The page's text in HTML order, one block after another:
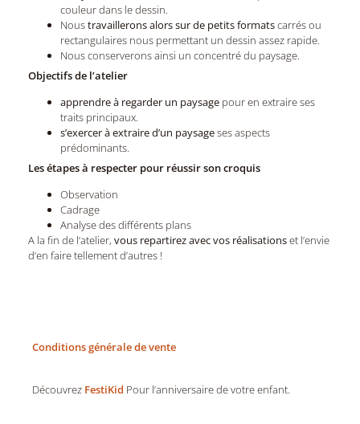
couleur dans le dessin.
Noustravaillerons alors sur de petits formatscarrés ou
rectangulaires nous permettant un dessin assez rapide.
Nous conserverons ainsi un concentré du paysage.
Objectifs de l’atelier
apprendre à regarder un paysage pour en extraire ses
traits principaux.
s’exercer à extraire d’un paysageses aspects
prédominants.
Les étapes à respecter pour réussir son croquis
Observation
Cadrage
Analyse des différents plans
A la fin de l’atelier, vous repartirez avec vos réalisationset l’envie
d’en faire tellement d’autres !
Conditions générale de vente
Découvrez FestiKid Pour l’anniversaire de votre enfant.